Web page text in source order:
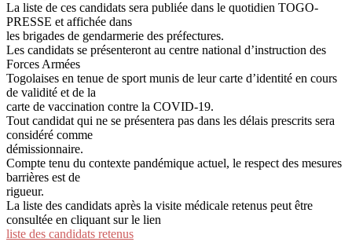
La liste de ces candidats sera publiée dans le quotidien TOGO-
PRESSE et affichée dans
les brigades de gendarmerie des préfectures.
Les candidats se présenteront au centre national d’instruction des
Forces Armées
Togolaises en tenue de sport munis de leur carte d’identité en cours
de validité et de la
carte de vaccination contre la COVID-19.
Tout candidat qui ne se présentera pas dans les délais prescrits sera
considéré comme
démissionnaire.
Compte tenu du contexte pandémique actuel, le respect des mesures
barrières est de
rigueur.
La liste des candidats après la visite médicale retenus peut être
consultée en cliquant sur le lien
liste des candidats retenus